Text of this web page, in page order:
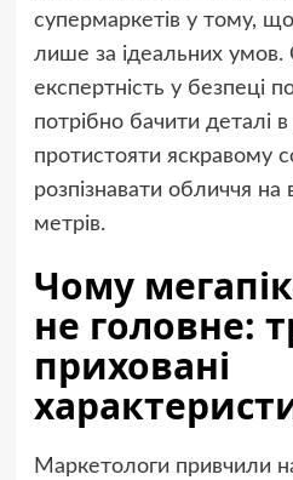
супермаркетів у тому,
лише за ідеальних умов.
експертність у безпеці
потрібно бачити деталі в
протистояти яскравому
розпізнавати обличчя на
метрів.
Чому
не головне:
приховані
Маркетологи привчили